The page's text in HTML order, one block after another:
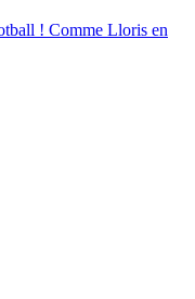
! Comme Lloris en